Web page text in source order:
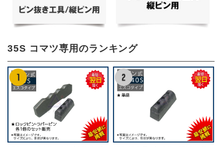
35S コマツ専用のランキング